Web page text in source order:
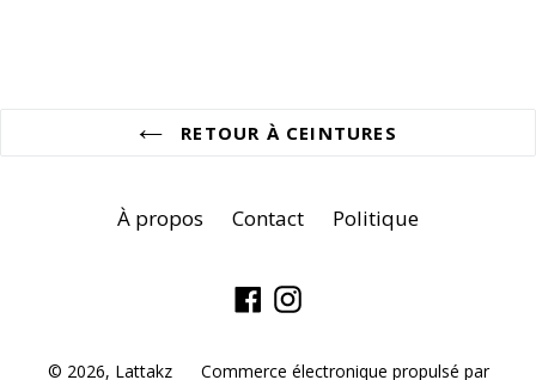
RETOUR À CEINTURES
À propos Contact Politique
Facebook
Instagram
© 2026, Lattakz Commerce électronique propulsé par